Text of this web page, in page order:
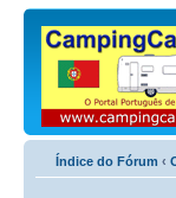
Índice do Fórum ‹